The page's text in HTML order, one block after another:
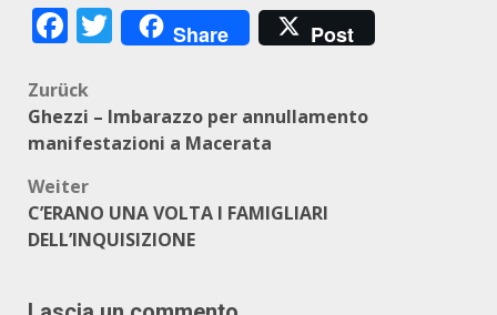
Facebook
Twitter
Share Post
Beitragsnavigation
Zurück
Ghezzi – Imbarazzo per annullamento
manifestazioni a Macerata
Weiter
C’ERANO UNA VOLTA I FAMIGLIARI
DELL’INQUISIZIONE